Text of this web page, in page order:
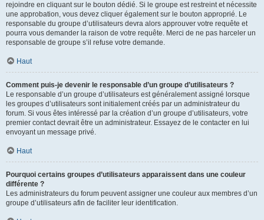
rejoindre en cliquant sur le bouton dédié. Si le groupe est restreint et nécessite
une approbation, vous devez cliquer également sur le bouton approprié. Le
responsable du groupe d’utilisateurs devra alors approuver votre requête et
pourra vous demander la raison de votre requête. Merci de ne pas harceler un
responsable de groupe s’il refuse votre demande.
Haut
Comment puis-je devenir le responsable d’un groupe d’utilisateurs ?
Le responsable d’un groupe d’utilisateurs est généralement assigné lorsque
les groupes d’utilisateurs sont initialement créés par un administrateur du
forum. Si vous êtes intéressé par la création d’un groupe d’utilisateurs, votre
premier contact devrait être un administrateur. Essayez de le contacter en lui
envoyant un message privé.
Haut
Pourquoi certains groupes d’utilisateurs apparaissent dans une couleur
différente ?
Les administrateurs du forum peuvent assigner une couleur aux membres d’un
groupe d’utilisateurs afin de faciliter leur identification.